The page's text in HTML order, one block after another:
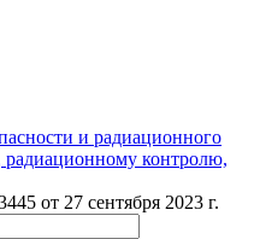
от 27 сентября 2023 г.